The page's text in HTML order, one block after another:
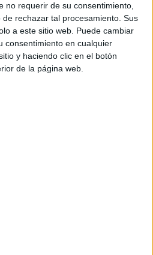
no requerir de su consentimiento,
rechazar tal procesamiento. Sus
a este sitio web. Puede cambiar
consentimiento en cualquier
y haciendo clic en el botón
de la página web.
SHARE
ENVIAR